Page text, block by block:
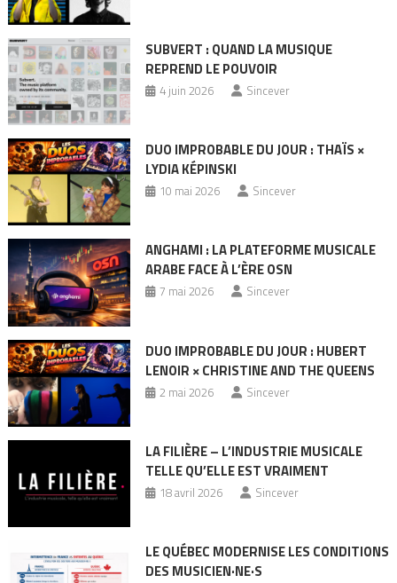
SUBVERT : QUAND LA MUSIQUE
REPREND LE POUVOIR
4 juin 2026 Sincever
DUO IMPROBABLE DU JOUR : THAÏS ×
LYDIA KÉPINSKI
10 mai 2026 Sincever
ANGHAMI : LA PLATEFORME MUSICALE
ARABE FACE À L’ÈRE OSN
7 mai 2026 Sincever
DUO IMPROBABLE DU JOUR : HUBERT
LENOIR × CHRISTINE AND THE QUEENS
2 mai 2026 Sincever
LA FILIÈRE – L’INDUSTRIE MUSICALE
TELLE QU’ELLE EST VRAIMENT
18 avril 2026 Sincever
LE QUÉBEC MODERNISE LES CONDITIONS
DES MUSICIEN·NE·S